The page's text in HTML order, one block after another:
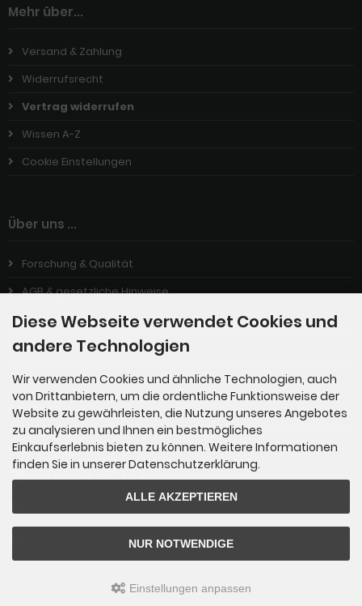
Mehr über...
Versand & Zahlung
Widerrufsrecht
Vertrag widerrufen
Wissen A-Z
Cookie Einstellungen
Über uns ...
Forschung & Qualität
AGB & gesetzliche Hinweise
Impressum
Privatsphäre & Datenschutz
Kontakt
Bestellungen/Beratung
(049) 5044 882147-4
(049) 5044 8821476
Diese Webseite verwendet Cookies und
andere Technologien
Wir verwenden Cookies und ähnliche Technologien, auch
von Drittanbietern, um die ordentliche Funktionsweise der
Website zu gewährleisten, die Nutzung unseres Angebotes
zu analysieren und Ihnen ein bestmögliches
Einkaufserlebnis bieten zu können. Weitere Informationen
finden Sie in unserer Datenschutzerklärung.
ALLE AKZEPTIEREN
NUR NOTWENDIGE
Einstellungen anpassen